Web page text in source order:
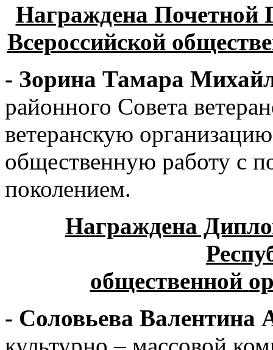
Награждена Почетной
Всероссийской
- Зорина Тамара
районного Совета
ветеранскую
общественную работу с
поколением.
Награждена
общественной
- Соловьева Валентина